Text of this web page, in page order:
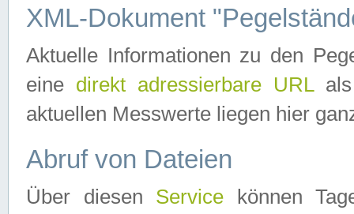
XML-Dokument
Aktuelle Informationen zu den
eine direkt adressierbare URLals
aktuellen Messwerte liegen hier
Abruf von Dateien
Über diesen Service können